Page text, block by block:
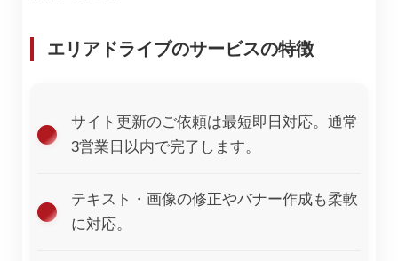
エリアドライブのサービスの特徴
サイト更新のご依頼は最短即日対応。通常
3営業日以内で完了します。
テキスト・画像の修正やバナー作成も柔軟
に対応。